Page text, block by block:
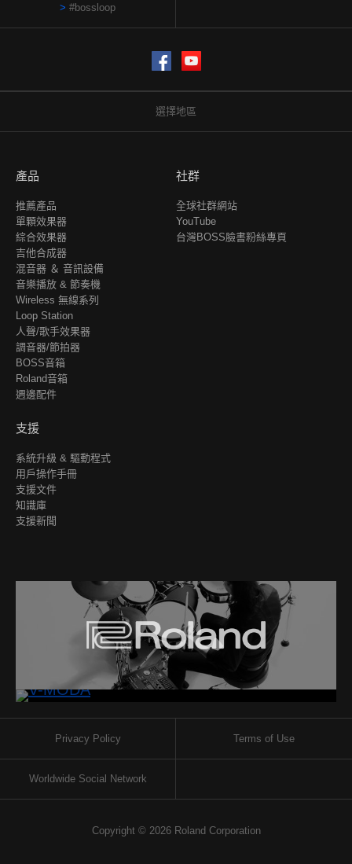
#bossloop
Facebook
選擇地區
產品
推薦產品
單顆效果器
綜合效果器
吉他合成器
混音器 ＆ 音訊設備
音樂播放 & 節奏機
Wireless 無線系列
Loop Station
人聲/歌手效果器
調音器/節拍器
BOSS音箱
Roland音箱
週邊配件
社群
全球社群網站
YouTube
台灣BOSS臉書粉絲專頁
支援
系統升級 & 驅動程式
用戶操作手冊
支援文件
知識庫
支援新聞
Privacy Policy Terms of Use
Worldwide Social Network
Copyright © 2026 Roland Corporation